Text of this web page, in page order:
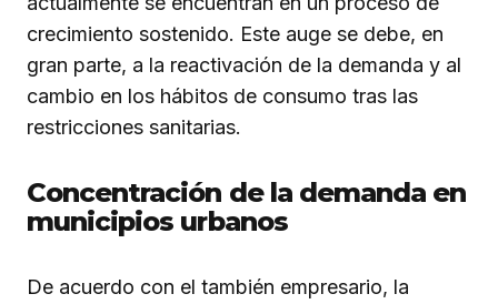
crecimiento sostenido. Este auge se debe, en
gran parte, a la reactivación de la demanda y al
cambio en los hábitos de consumo tras las
restricciones sanitarias.
Concentración de la demanda en
municipios urbanos
De acuerdo con el también empresario, la